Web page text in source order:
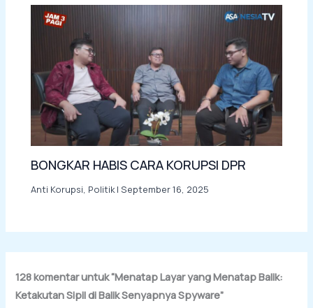
BONGKAR HABIS CARA KORUPSI DPR
Anti Korupsi, Politik|September 16, 2025
128 komentar untuk “Menatap Layar yang Menatap Balik:
Ketakutan Sipil di Balik Senyapnya Spyware”